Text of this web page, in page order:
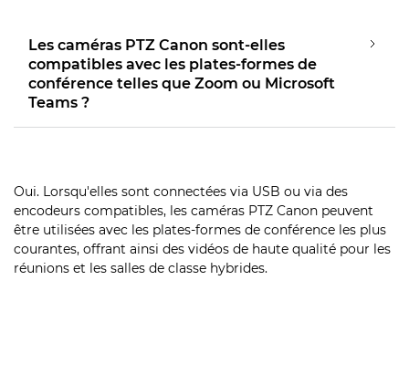
Les caméras PTZ Canon sont-elles
compatibles avec les plates-formes de
conférence telles que Zoom ou Microsoft
Teams ?
Oui. Lorsqu'elles sont connectées via USB ou via des
encodeurs compatibles, les caméras PTZ Canon peuvent
être utilisées avec les plates-formes de conférence les plus
courantes, offrant ainsi des vidéos de haute qualité pour les
réunions et les salles de classe hybrides.